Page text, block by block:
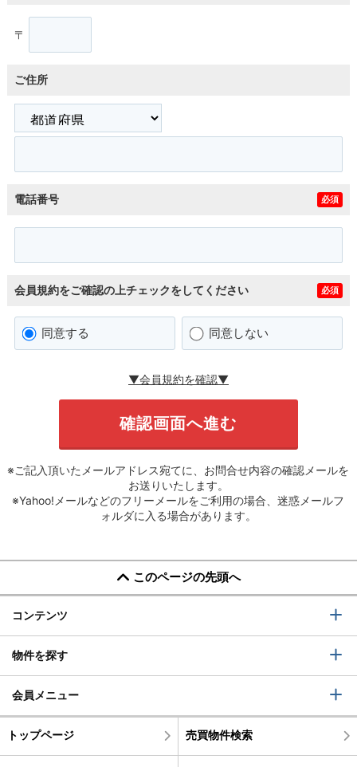
〒
ご住所
電話番号 必須
会員規約をご確認の上チェックをしてください 必須
同意する 同意しない
▼会員規約を確認▼
※ご記入頂いたメールアドレス宛てに、お問合せ内容の確認メールを
お送りいたします。
※Yahoo!メールなどのフリーメールをご利用の場合、迷惑メールフ
ォルダに入る場合があります。
このページの先頭へ
コンテンツ
物件を探す
会員メニュー
トップページ 売買物件検索